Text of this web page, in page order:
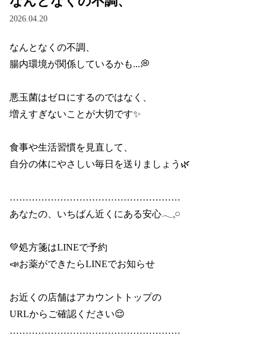
2026.04.20
なんとなくの不調、
腸内環境が関係しているかも...💭
悪玉菌はゼロにするのではなく、
増えすぎないことが大切です✨
食事や生活習慣を見直して、
自分の体にやさしい毎日を送りましょう🌿
………………………………………………
あなたの、いちばん近くにある安心𓂃𓈒𓏸
💚処方箋はLINEで予約
📣お薬ができたらLINEでお知らせ
お近くの店舗はアカウントトップの
URLからご確認ください😌
………………………………………………